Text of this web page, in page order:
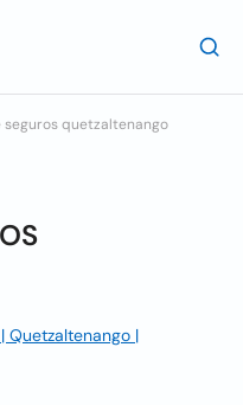
seguros quetzaltenango
Quetzaltenango |